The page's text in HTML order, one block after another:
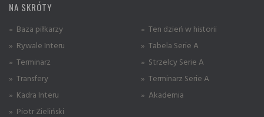
NA SKRÓTY
» Baza piłkarzy
» Rywale Interu
» Terminarz
» Transfery
» Kadra Interu
» Piotr Zieliński
» Ten dzień w historii
» Tabela Serie A
» Strzelcy Serie A
» Terminarz Serie A
» Akademia